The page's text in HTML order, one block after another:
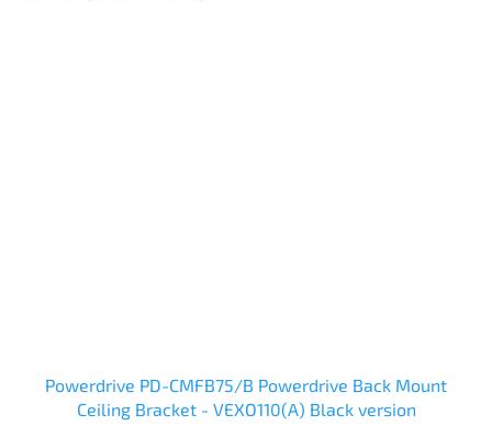
Powerdrive PD-CMFB75/B Powerdrive Back Mount
Ceiling Bracket - VEXO110(A) Black version